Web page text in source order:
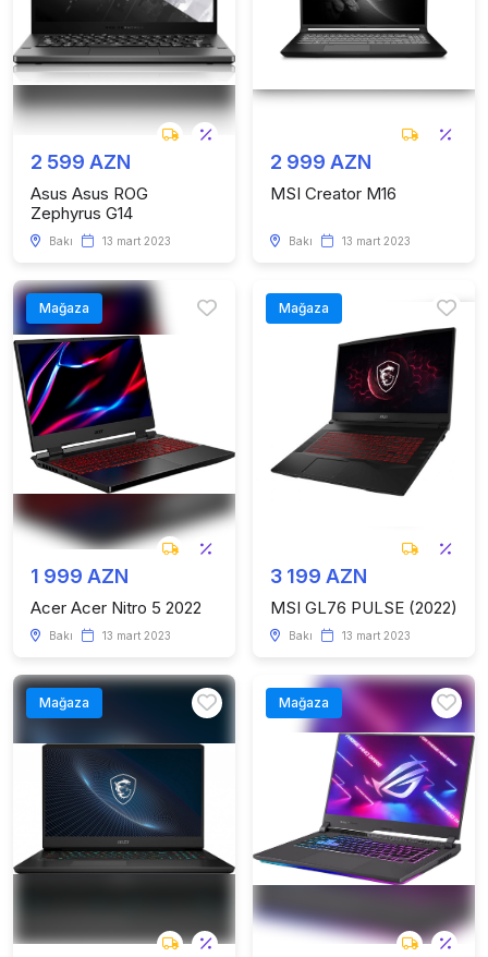
2 599 AZN
Asus Asus ROG
Zephyrus G14
Bakı 13 mart 2023
2 999 AZN
MSI Creator M16
Bakı 13 mart 2023
Mağaza
1 999 AZN
Acer Acer Nitro 5 2022
Bakı 13 mart 2023
Mağaza
3 199 AZN
MSI GL76 PULSE (2022)
Bakı 13 mart 2023
Mağaza Mağaza